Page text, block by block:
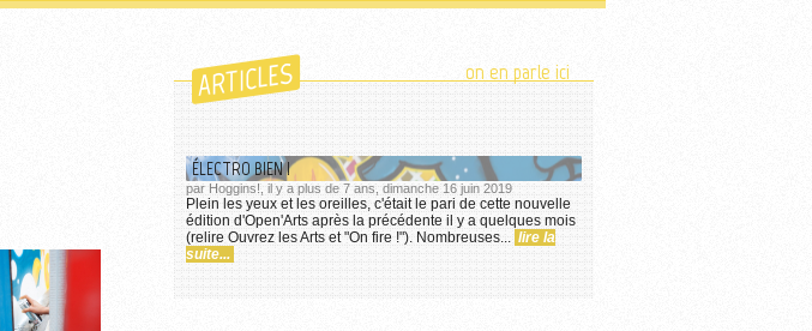
ARTICLES on en parle ici
ÉLECTRO BIEN !
par Hoggins!, il y a plus de 7 ans, dimanche 16 juin 2019
Plein les yeux et les oreilles, c'était le pari de cette nouvelle
édition d'Open'Arts après la précédente il y a quelques mois
(relire Ouvrez les Arts et "On fire !"). Nombreuses... lire la
suite...